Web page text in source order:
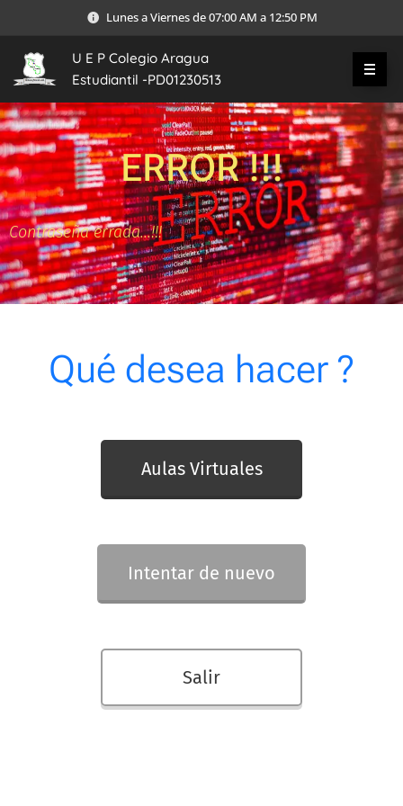
Lunes a Viernes de 07:00 AM a 12:50 PM
U E P Colegio Aragua
Estudiantil -PD01230513
ERROR !!!
Contraseña errada...!!!
Qué desea hacer ?
Aulas Virtuales
Intentar de nuevo
Salir